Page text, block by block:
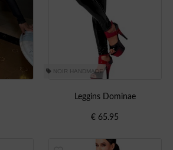
NOIR HANDMADE
Leggins Dominae
€ 65.95